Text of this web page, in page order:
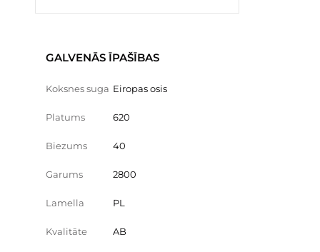
GALVENĀS ĪPAŠĪBAS
Koksnes suga Eiropas osis
Platums 620
Biezums 40
Garums 2800
Lamella PL
Kvalitāte AB